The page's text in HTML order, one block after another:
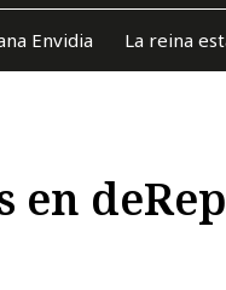
Envidia La reina
en